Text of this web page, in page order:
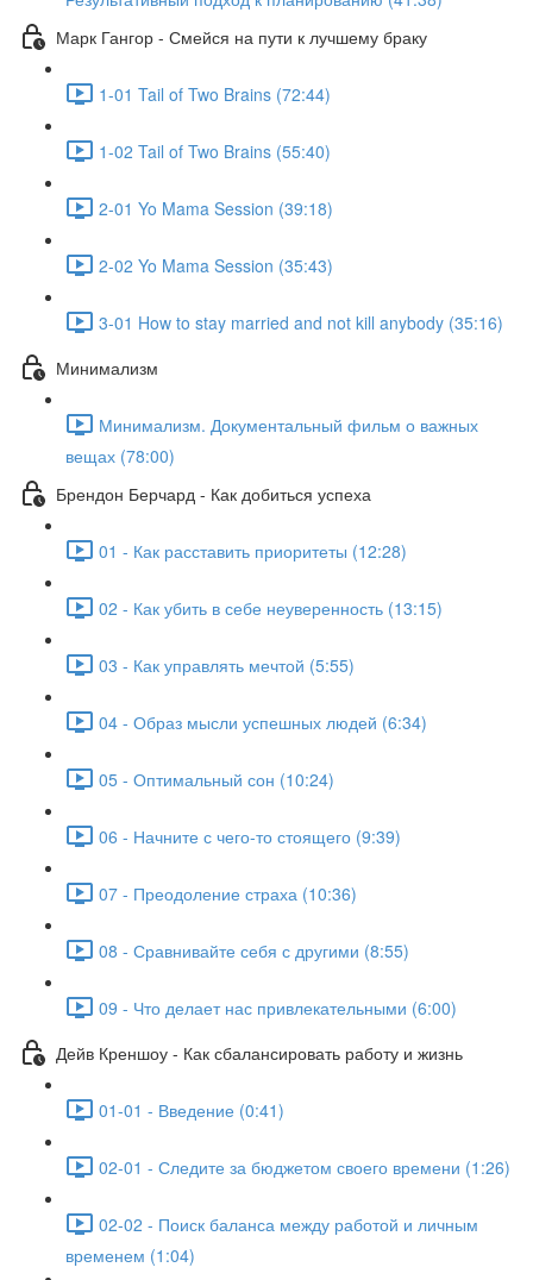
Марк Гангор - Смейся на пути к лучшему браку
1-01 Tail of Two Brains (72:44)
1-02 Tail of Two Brains (55:40)
2-01 Yo Mama Session (39:18)
2-02 Yo Mama Session (35:43)
3-01 How to stay married and not kill anybody (35:16)
Минимализм
Минимализм. Документальный фильм о важных
вещах (78:00)
Брендон Берчард - Как добиться успеха
01 - Как расставить приоритеты (12:28)
02 - Как убить в себе неуверенность (13:15)
03 - Как управлять мечтой (5:55)
04 - Образ мысли успешных людей (6:34)
05 - Оптимальный сон (10:24)
06 - Начните с чего-то стоящего (9:39)
07 - Преодоление страха (10:36)
08 - Сравнивайте себя с другими (8:55)
09 - Что делает нас привлекательными (6:00)
Дейв Креншоу - Как сбалансировать работу и жизнь
01-01 - Введение (0:41)
02-01 - Следите за бюджетом своего времени (1:26)
02-02 - Поиск баланса между работой и личным
временем (1:04)